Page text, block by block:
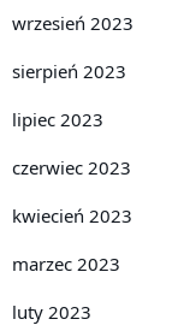
wrzesień 2023
sierpień 2023
lipiec 2023
czerwiec 2023
kwiecień 2023
marzec 2023
luty 2023